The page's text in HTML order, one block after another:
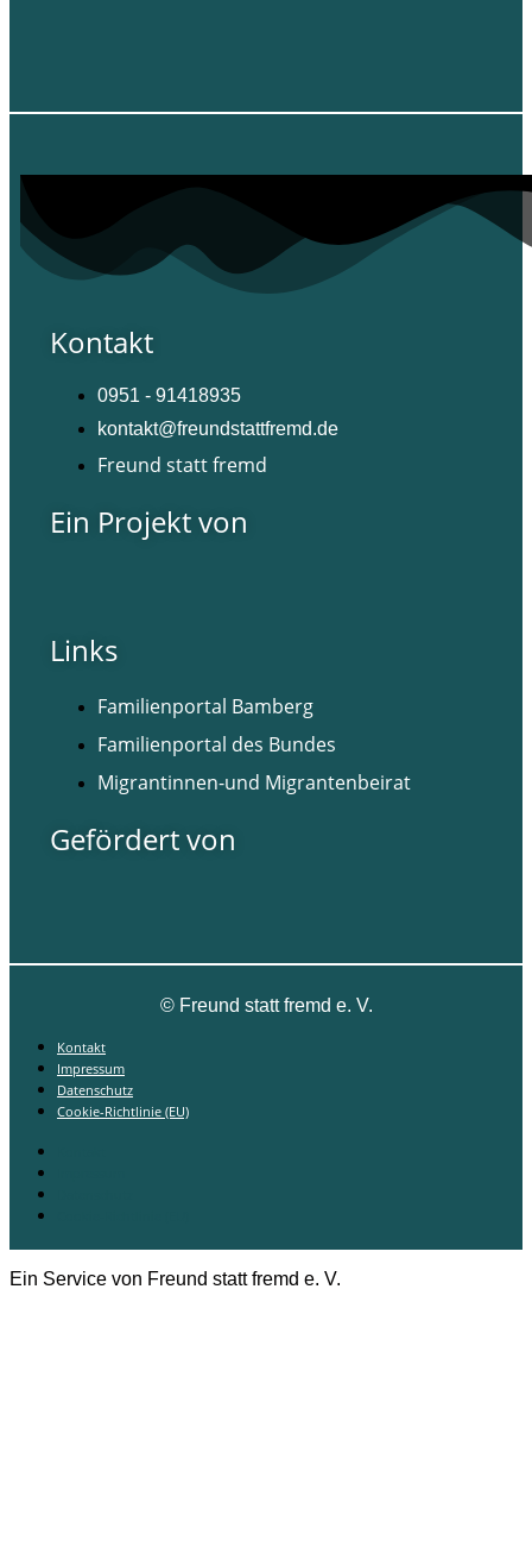
Kontakt
0951 - 91418935
kontakt@freundstattfremd.de
Freund statt fremd
Ein Projekt von
Links
Familienportal Bamberg
Familienportal des Bundes
Migrantinnen-und Migrantenbeirat
Gefördert von
©Freund statt fremd e. V.
Kontakt
Impressum
Datenschutz
Cookie-Richtlinie (EU)
Ein Service von Freund statt fremd e. V.